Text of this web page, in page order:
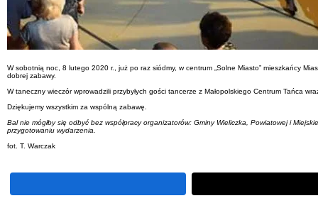
W sobotnią noc, 8 lutego 2020 r., już po raz siódmy, w centrum „Solne Miasto” mieszkańcy
dobrej zabawy.
W taneczny wieczór wprowadzili przybyłych gości tancerze z Małopolskiego Centrum Tańca
Dziękujemy wszystkim za wspólną zabawę.
Bal nie mógłby się odbyć bez współpracy organizatorów: Gminy Wieliczka, Powiatowej i
przygotowaniu wydarzenia.
fot. T. Warczak